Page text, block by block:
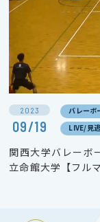
2023
09/19
バレーボ
LIVE/見
関西大学バレーボ
立命館大学【フルマ